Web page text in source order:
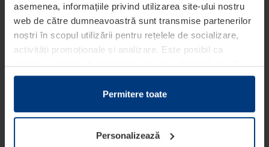
asemenea, informațiile privind utilizarea site-ului nostru
web de către dumneavoastră sunt transmise partenerilor
noștri în scopul utilizării pentru rețelele de socializare,
activități promoționale și analizare. Este posibil ca
partenerii noștri să sintetizeze aceste informații cu alte
date pe care dumneavoastră le-ați pus la dispoziția
acestora ori care au fost colectate în cadrul utilizării
Din punct de vedere legal, putem stoca fișiere cookie pe
dispozitivul dumneavoastră în cazul în care acestea sunt
Permitere toate
Personalizează